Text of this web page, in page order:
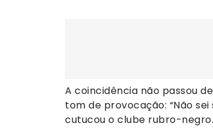
A coincidência não passou
tom de provocação: “Não
cutucou o clube rubro-negro.